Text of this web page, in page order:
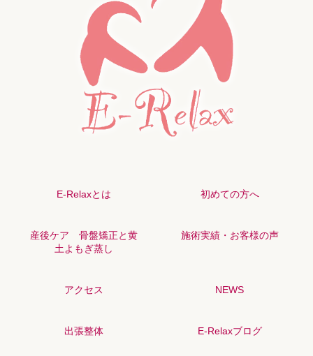
E-Relaxとは 初めての方へ
産後ケア 骨盤矯正と黄
土よもぎ蒸し
施術実績・お客様の声
アクセス NEWS
出張整体 E-Relaxブログ